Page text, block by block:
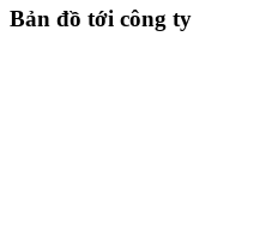
Bản đồ tới công ty